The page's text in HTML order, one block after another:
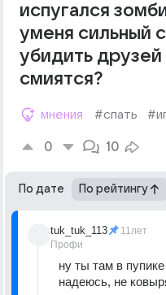
испугался
уменя сильный
убидить друзей
смиятся?
мнения #спать
0 10
По дате По рейтингу
tuk_tuk_113
Профи
11лет
ну ты там в
надеюсь, не